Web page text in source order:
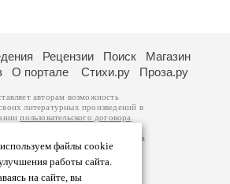
файлы cookie
работы сайта.
на сайте, вы
Рецензии Поиск
Магазин
О портале Стихи.ру Проза.ру
авторам возможность
литературных произведений в
пользовательского договора
принадлежат авторам
произведений возможна
к которому вы можете
странице. Ответственность за
несут самостоятельно на
изаконодательства